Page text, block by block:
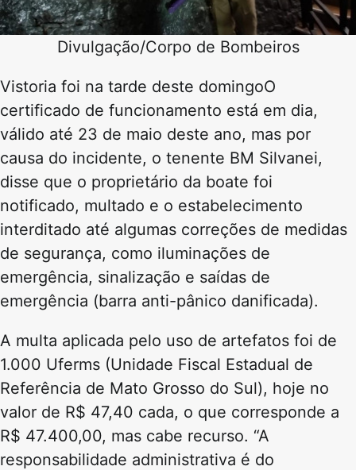
Divulgação/Corpo de Bombeiros
Vistoria foi na tarde deste domingoO
certificado de funcionamento está em dia,
válido até 23 de maio deste ano, mas por
causa do incidente, o tenente BM Silvanei,
disse que o proprietário da boate foi
notificado, multado e o estabelecimento
interditado até algumas correções de medidas
de segurança, como iluminações de
emergência, sinalização e saídas de
emergência (barra anti-pânico danificada).
A multa aplicada pelo uso de artefatos foi de
1.000 Uferms (Unidade Fiscal Estadual de
Referência de Mato Grosso do Sul), hoje no
valor de R$ 47,40 cada, o que corresponde a
R$ 47.400,00, mas cabe recurso. “A
responsabilidade administrativa é do